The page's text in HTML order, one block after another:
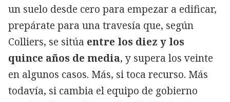
un suelo desde cero para empezar a edificar,
prepárate para una travesía que, según
Colliers, se sitúa entre los diez y los
quince años de media, y supera los veinte
en algunos casos. Más, si toca recurso. Más
todavía, si cambia el equipo de gobierno